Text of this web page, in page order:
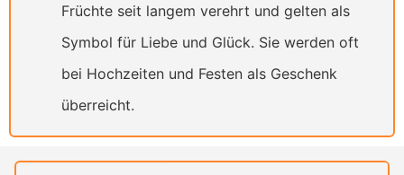
Früchte seit langem verehrt und gelten als
Symbol für Liebe und Glück. Sie werden oft
bei Hochzeiten und Festen als Geschenk
überreicht.